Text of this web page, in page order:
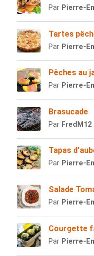
Par Pierre-
Tartes
Par Pierre-
Pêches au
Par Pierre-
Brasucade
Par FredM12
Tapas
Par Pierre-
Salade
Par Pierre-
Courgette
Par Pierre-